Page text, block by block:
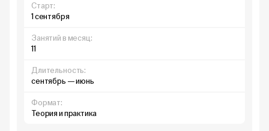
Старт:
1 сентября
Занятий в месяц:
11
Длительность:
сентябрь — июнь
Формат:
Теория и практика